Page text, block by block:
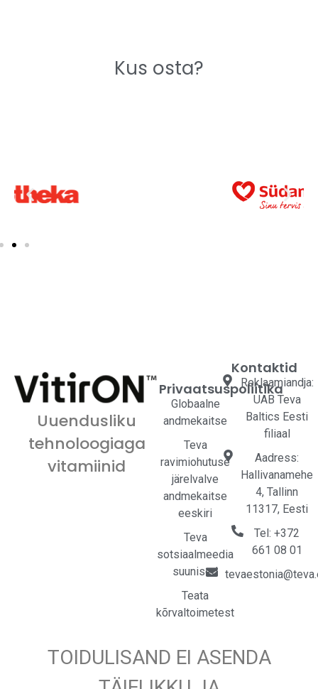
Kus osta?
Uuendusliku
tehnoloogiaga
vitamiinid
Privaatsuspoliitika
Globaalne
andmekaitse
Teva
ravimiohutuse
järelvalve
andmekaitse
eeskiri
Teva
sotsiaalmeedia
suunised
Teata
kõrvaltoimetest
Kontaktid
Reklaamiandja:
UAB Teva
Baltics Eesti
filiaal
Aadress:
Hallivanamehe
4, Tallinn
11317, Eesti
Tel: +372
661 08 01
TOIDULISAND EI ASENDA